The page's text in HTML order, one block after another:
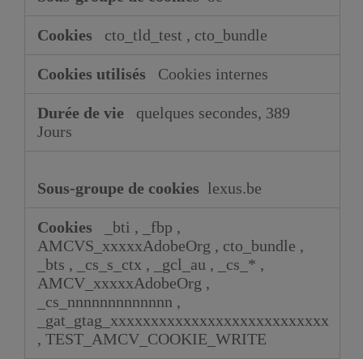
pour
une
ciblée
cto_tld_test , cto_bundle
Cookies internes
quelques secondes, 389
Jours
lexus.be
_bti , _fbp ,
AMCVS_xxxxxAdobeOrg , cto_bundle ,
_bts , _cs_s_ctx , _gcl_au , _cs_* ,
AMCV_xxxxxAdobeOrg ,
_cs_nnnnnnnnnnnnn ,
_gat_gtag_xxxxxxxxxxxxxxxxxxxxxxxxxxx
, TEST_AMCV_COOKIE_WRITE